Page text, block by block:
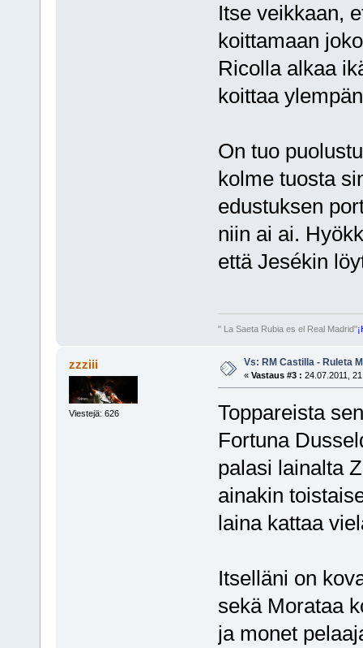
Itse veikkaan,
koittamaan
Ricolla alkaa
koittaa
On tuo
kolme tuosta
edustuksen
niin ai ai.
että Jesékin
" La Saeta Rubia es el Real Madrid"
zzziii
Viestejä: 626
Vs: RM Castilla - Ruleta
« Vastaus #3 : 24.07.2011,
Toppareista
Fortuna
palasi lainalta
ainakin
laina kattaa
Itselläni on
sekä Morataa
ja monet